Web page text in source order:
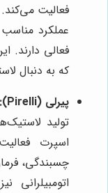
فعالیت
عملکرد مناسب
فعالی دارند.
که به دنبال
پیرلی (Pirelli):
تولید
اسپرت
چسبندگی،
اتومبیلرانی